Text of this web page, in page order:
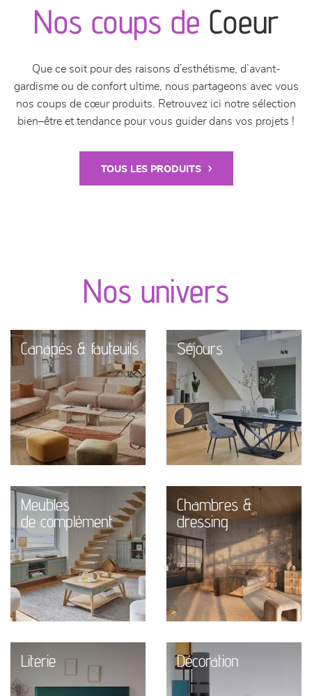
Nos coups de Coeur
Que ce soit pour des raisons d’esthétisme, d’avant-
gardisme ou de confort ultime, nous partageons avec vous
nos coups de cœur produits. Retrouvez ici notre sélection
bien–être et tendance pour vous guider dans vos projets !
TOUS LES PRODUITS
Nos univers
Canapés & fauteuils Séjours
Meubles
de complément
Chambres &
dressing
Literie Décoration